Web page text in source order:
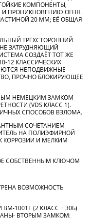
КОМПОНЕНТЫ,
ПРОНИКНОВЕНИЮ ОГНЯ.
20 ММ; ЕЁ ОБЩАЯ
ТРЁХСТОРОННИЙ
ЗАТРУДНЯЮЩИЙ
СОЗДАЁТ ТОТ ЖЕ
12 КЛАССИЧЕСКИХ
НЕПОДВИЖНЫЕ
ПРОЧНО БЛОКИРУЮЩЕЕ
НЕМЕЦКИМ ЗАМКОМ
(VDS КЛАСС 1).
СПОСОБОВ ВЗЛОМА.
СОЧЕТАНИЕМ
НА ПОЛИЭФИРНОЙ
КОРРОЗИИ И МЕЛКИМ
СОБСТВЕННЫМ КЛЮЧОМ
ВОЗМОЖНОСТЬ
1001Т (2 КЛАСС + 30Б)
ВТОРЫМ ЗАМКОМ: